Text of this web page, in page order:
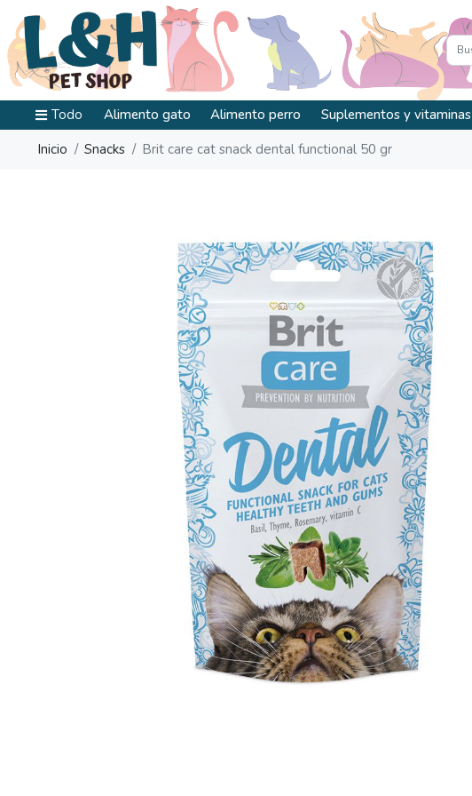
Todo Alimento gato Alimento perro Suplementos y vitaminas
Inicio
Snacks Brit care cat snack dental functional 50 gr